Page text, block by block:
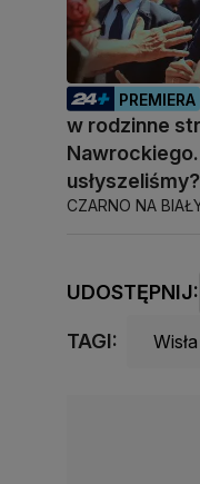
PREMIERA
w rodzinne
Nawrockiego.
usłyszeliśmy?
CZARNO NA
UDOSTĘPNIJ:
TAGI: Wisła